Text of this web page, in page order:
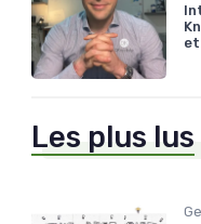
et
Les plus lus